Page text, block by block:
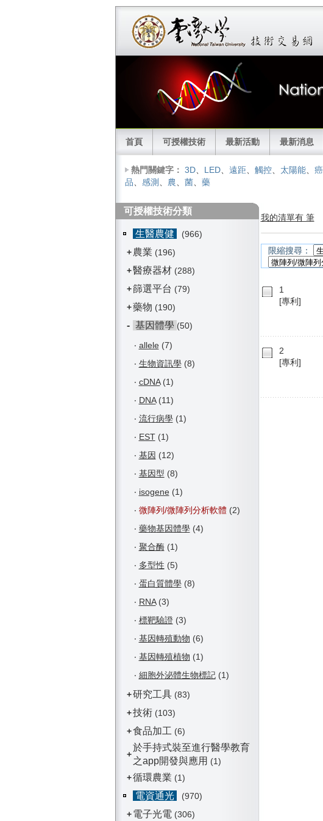
首頁 可授權技術 最新活動 最新消息
熱門關鍵字： 3D、 LED、 遠距、 觸控、 太陽能、 癌
品、 感測 、 農、 菌、 藥
可授權技術分類
生醫農健
(966)
+ 農業 (196)
+醫療器材 (288)
+篩選平台 (79)
+藥物 (190)
- 基因體學 (50)
‧ allele(7)
‧ 生物資訊學(8)
‧ cDNA(1)
‧ DNA(11)
‧ 流行病學(1)
‧ EST(1)
‧ 基因 (12)
‧ 基因型 (8)
‧ isogene(1)
‧ 微陣列/微陣列分析軟體 (2)
‧ 藥物基因體學(4)
‧ 聚合酶(1)
‧ 多型性 (5)
‧ 蛋白質體學(8)
‧ RNA(3)
‧ 標靶驗證(3)
‧ 基因轉殖動物 (6)
‧ 基因轉殖植物 (1)
‧ 細胞外泌體生物標記(1)
+研究工具(83)
+技術(103)
+食品加工 (6)
+
於手持式裝至進行醫學教育
之app開發與應用 (1)
+循環農業 (1)
電資通光
(970)
+ 電子光電 (306)
我的清單有 筆
限縮搜尋：
1
[專利]
2
[專利]